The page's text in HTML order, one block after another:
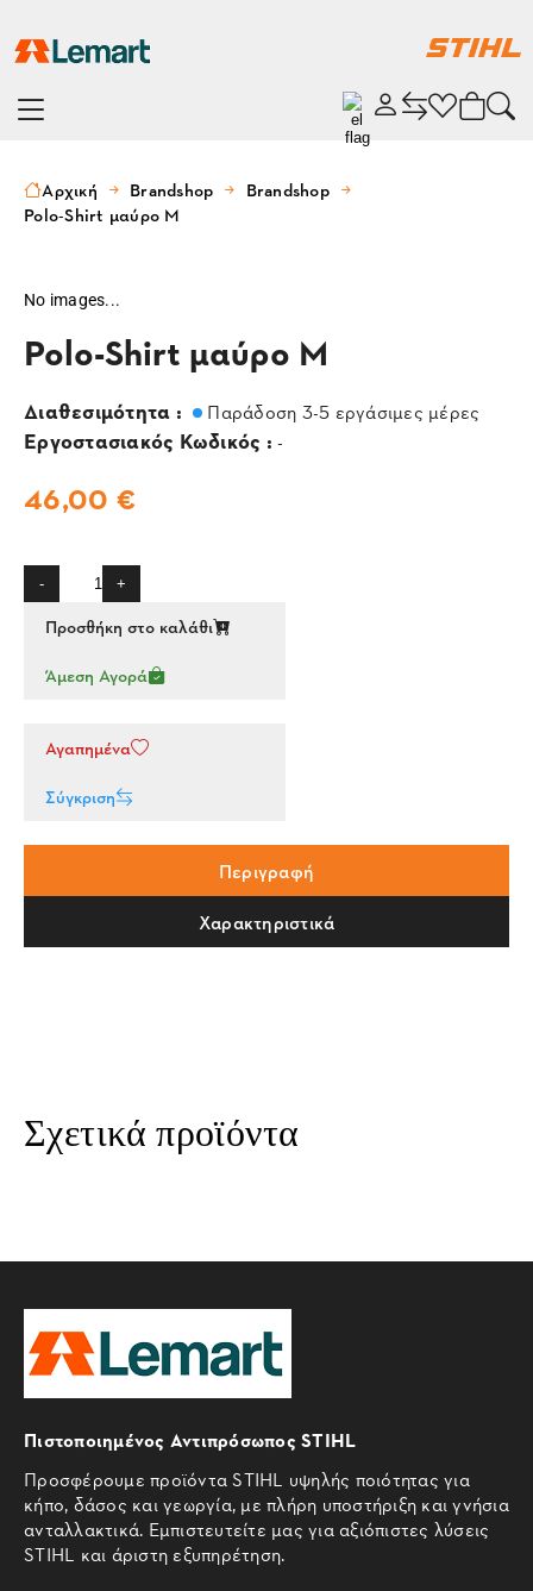
Αρχική Brandshop
Brandshop
Polo-Shirt μαύρο M
No images...
Polo-Shirt μαύρο M
Διαθεσιμότητα : Παράδοση 3-5 εργάσιμες μέρες
Εργοστασιακός Κωδικός : -
46,00 €
- +
Προσθήκη στο καλάθι
Άμεση Αγορά
Αγαπημένα
Σύγκριση
Περιγραφή
Χαρακτηριστικά
Σχετικά προϊόντα
Πιστοποιημένος Αντιπρόσωπος STIHL
Προσφέρουμε προϊόντα STIHL υψηλής ποιότητας για
κήπο, δάσος και γεωργία, με πλήρη υποστήριξη και γνήσια
ανταλλακτικά. Εμπιστευτείτε μας για αξιόπιστες λύσεις
STIHL και άριστη εξυπηρέτηση.